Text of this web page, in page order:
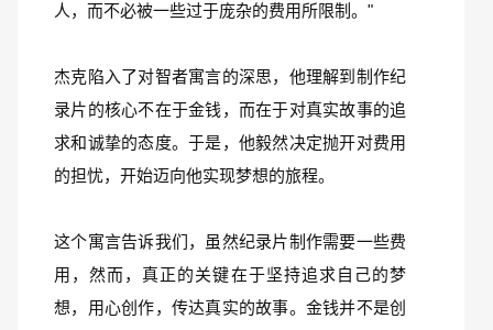
人，而不必被一些过于庞杂的费用所限制。"
杰克陷入了对智者寓言的深思，他理解到制作纪
录片的核心不在于金钱，而在于对真实故事的追
求和诚挚的态度。于是，他毅然决定抛开对费用
的担忧，开始迈向他实现梦想的旅程。
这个寓言告诉我们，虽然纪录片制作需要一些费
用，然而，真正的关键在于坚持追求自己的梦
想，用心创作，传达真实的故事。金钱并不是创